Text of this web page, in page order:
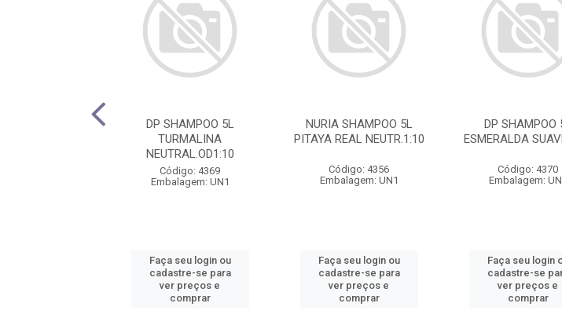
DP SHAMPOO 5L
TURMALINA
NEUTRAL.OD1:10
Código: 4369
Embalagem: UN1
Faça seu login ou
cadastre-se para
ver preços e
comprar
NURIA SHAMPOO 5L
PITAYA REAL NEUTR.1:10
Código: 4356
Embalagem: UN1
Faça seu login ou
cadastre-se para
ver preços e
comprar
DP SHAMPOO
ESMERALDA
Código: 4370
Embalagem:
Faça seu login
cadastre-se
ver preços e
comprar